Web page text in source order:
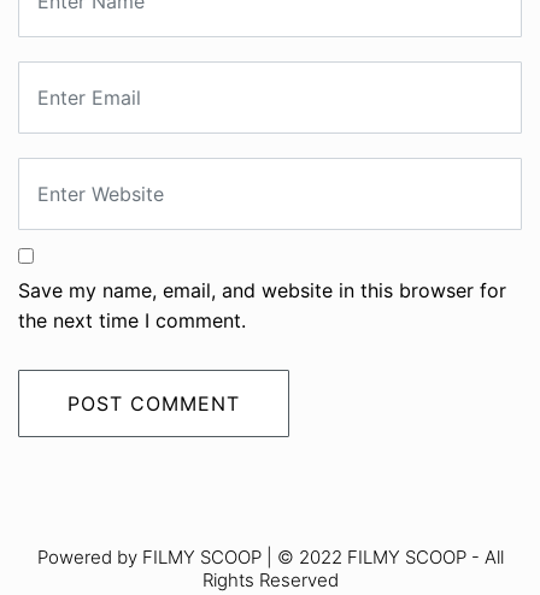
Save my name, email, and website in this browser for
the next time I comment.
Powered by FILMY SCOOP | © 2022 FILMY SCOOP - All
Rights Reserved